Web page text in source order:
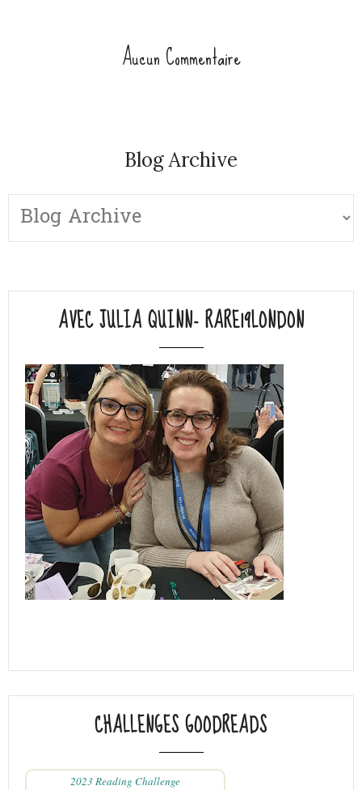
Aucun Commentaire
Blog Archive
AVEC JULIA QUINN- RARE19LONDON
CHALLENGES GOODREADS
2023 Reading Challenge